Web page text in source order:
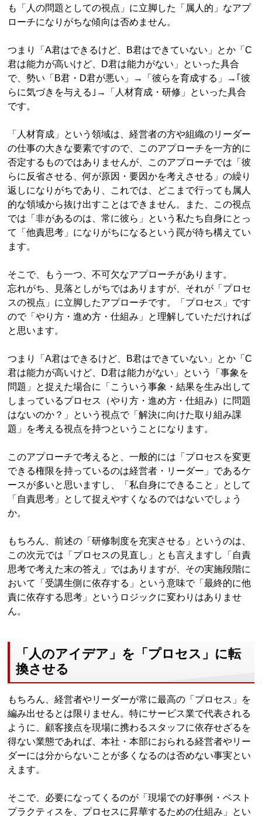
も「人の問題としての視点」に立脚した「属人的」なアプ
ローチになりがちな傾向は否めません。
つまり「A君はできるけど、B君はできていない」とか「C
君は能力が高いけど、D君は能力がない」といった具合
で、勢い「B君・D君が悪い」→「彼らを育成する」→｢彼
らに気づきを与える｣→「人材育成・研修」といった具合
です。
「人材育成」という領域は、経営者の方や組織のリーダー
の仕事の大きな要素ですので、このアプローチを一方的に
否定するものではありませんが、このアプローチでは「彼
らに反省させる、何が原因・要因かを考えさせる」の繰り
返しになりがちであり、これでは、どこまで行っても属人
的な領域から抜け出すことはできません。また、この視点
では「非があるのは、常に彼ら」という私たち自身にとっ
て「他責思考」になりがちになるという罠が待ち構えてい
ます。
そこで、もう一つ、不可欠なアプローチがあります。
忘れがち、見落としがちではありますが、それが「プロセ
スの視点」に立脚したアプローチです。「プロセス」です
ので「やり方・進め方・仕組み」と理解していただければ
と思います。
つまり「A君はできるけど、B君はできていない」とか「C
君は能力が高いけど、D君は能力がない」という「事象を
問題」と捉えた場合に「こういう事象・結果を生み出して
しまっているプロセス（やり方・進め方・仕組み）に問題
はないのか？」という視点で「解決に向けた取り組み課
題」を考える視点を持つということになります。
このアプローチで考えると、一般的には「プロセスを変更
できる権限を持っているのは経営者・リーダー」であるケ
ースが多いと思いますし、「私自身にできること」として
「自責思考」として捉えやすくなるのではないでしょう
か。
もちろん、前述の「研修制度を充実させる」というのは、
この次元では「プロセスの見直し」とも言えますし「自責
思考で考えた末の答え」ではありますが、その実施段階に
おいて「受講生側に依存する」という意味で「最終的に他
責に依存する思考」というロジックに変わりはありませ
ん。
「人のアイデア」を「プロセス」に転
換させる
もちろん、経営者やリーダーが常に最高の「プロセス」を
編み出せるとは限りません。特にサービス業で代表される
ように、顧客接点を現場に携わるスタッフに依存せざるを
得ない業態であれば、本社・本部におられる経営者やリー
ダーには分からないことが多くなるのは否めない事実とい
えます。
そこで、必要になってくるのが「現場での好事例・ベスト
プラクティスを、プロセスに昇華するための仕組み」とい